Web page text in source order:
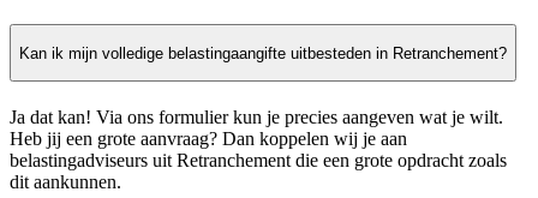
Kan ik mijn volledige belastingaangifte uitbesteden in Retranchement?
Ja dat kan! Via ons formulier kun je precies aangeven wat je wilt.
Heb jij een grote aanvraag? Dan koppelen wij je aan
belastingadviseurs uit Retranchement die een grote opdracht zoals
dit aankunnen.